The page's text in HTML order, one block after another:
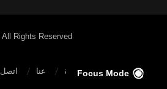
Rights Reserved
الصفحة الرئيسية عنا اتصل Focus Mode